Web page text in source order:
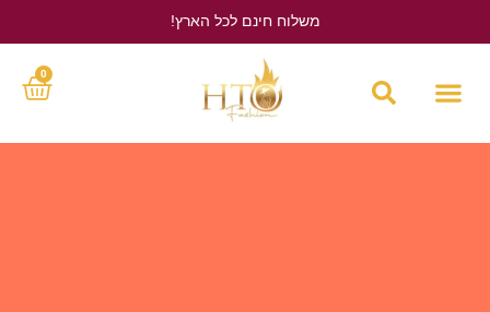
משלוח חינם לכל הארץ!
0